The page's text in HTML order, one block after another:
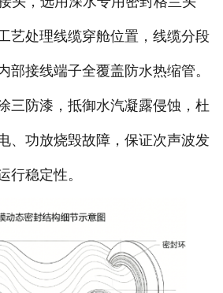
艺处理线缆穿舱位置，线缆分段
部接线端子全覆盖防水热缩管。
三防漆，抵御水汽凝露侵蚀，杜
、功放烧毁故障，保证次声波发
行稳定性。